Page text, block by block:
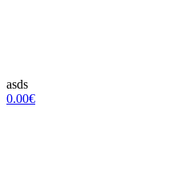
asds
0.00€